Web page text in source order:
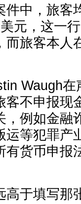
件中，旅客
元，这一
而旅客本人
Waugh
客不申报现
，例如金融
运等犯罪产
有货币申报
高于填写那